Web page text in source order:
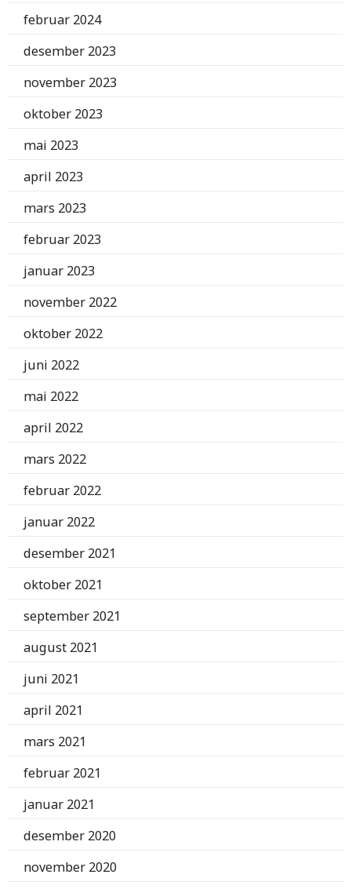
februar 2024
desember 2023
november 2023
oktober 2023
mai 2023
april 2023
mars 2023
februar 2023
januar 2023
november 2022
oktober 2022
juni 2022
mai 2022
april 2022
mars 2022
februar 2022
januar 2022
desember 2021
oktober 2021
september 2021
august 2021
juni 2021
april 2021
mars 2021
februar 2021
januar 2021
desember 2020
november 2020